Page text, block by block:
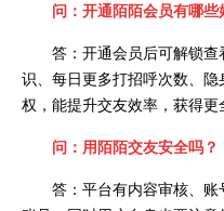
问：开通陌陌会员有哪些
答：开通会员后可解锁
识、每日更多打招呼次数、
权，能提升交友效率，获得更
问：用陌陌交友安全吗？
答：平台有内容审核、